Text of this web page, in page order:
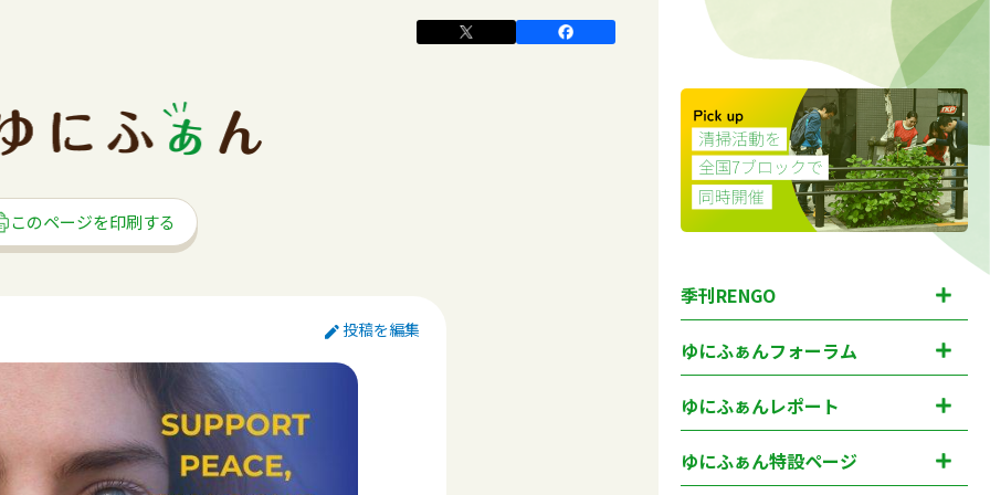
このページを印刷する
投稿を編集
季刊RENGO
ゆにふぁんフォーラム
ゆにふぁんレポート
ゆにふぁん特設ページ